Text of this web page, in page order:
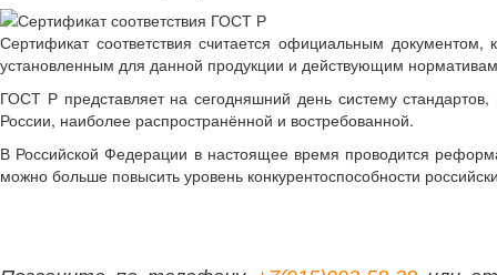
Сертификат соответствия считается официальным
установленным для данной продукции и действующим
ГОСТ Р представляет на сегодняшний день систему
России, наиболее распространённой и востребованной.
В Российской Федерации в настоящее время проводится
можно больше повысить уровень конкурентоспособности